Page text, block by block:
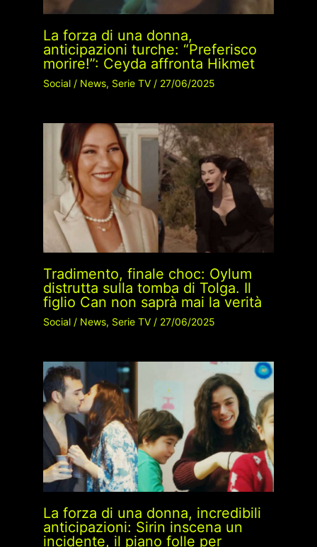
La forza di una donna,
anticipazioni turche: “Preferisco
morire!”: Ceyda affronta Hikmet
Social/ News, Serie TV/ 27/06/2025
Tradimento, finale choc: Oylum
distrutta sulla tomba di Tolga. Il
figlio Can non saprà mai la verità
Social/ News, Serie TV/ 27/06/2025
La forza di una donna, incredibili
anticipazioni: Sirin inscena un
incidente, il piano folle per